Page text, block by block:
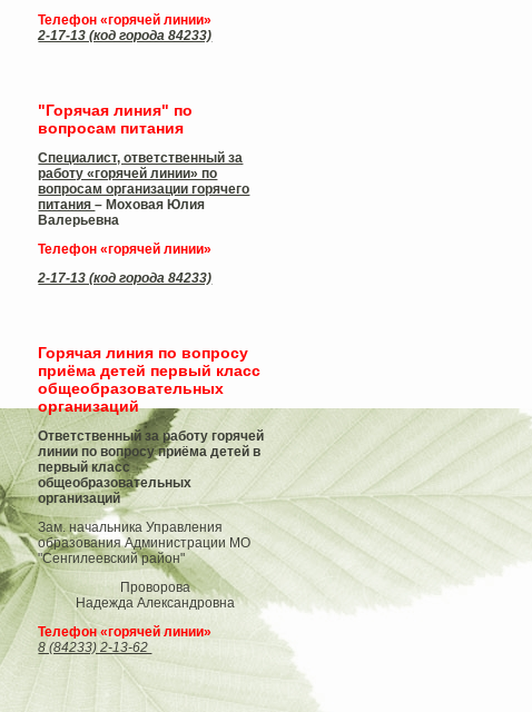
Телефон «горячей линии»
2-17-13 (код города 84233)
"Горячая линия" по
вопросам питания
Специалист, ответственный за
работу «горячей линии» по
вопросам организации горячего
питания– Моховая Юлия
Валерьевна
Телефон «горячей линии»
2-17-13 (код города 84233)
Горячая линия по вопросу
приёма детей первый класс
общеобразовательных
организаций
Ответственный за работу горячей
линии по вопросу приёма детей в
первый класс
общеобразовательных
организаций
Зам. начальника Управления
образования Администрации МО
"Сенгилеевский район"
Проворова
Надежда Александровна
Телефон «горячей линии»
8 (84233) 2-13-62